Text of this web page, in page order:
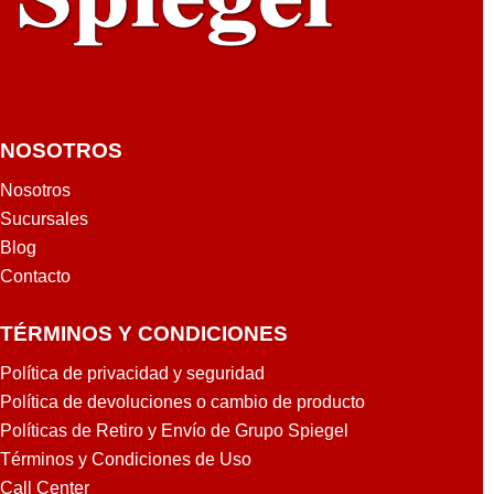
NOSOTROS
Nosotros
Sucursales
Blog
Contacto
TÉRMINOS Y CONDICIONES
Política de privacidad y seguridad
Política de devoluciones o cambio de producto
Políticas de Retiro y Envío de Grupo Spiegel
Términos y Condiciones de Uso
Call Center